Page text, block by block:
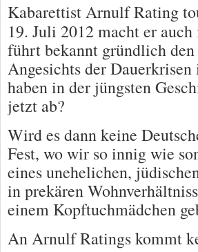
Kabarettist Arnulf Rating
19. Juli 2012 macht er
führt bekannt gründlich
Angesichts der
haben in der jüngsten
jetzt ab?
Wird es dann keine
Fest, wo wir so innig wie
eines unehelichen,
in prekären
einem Kopftuchmädchen
An Arnulf Ratings kommt